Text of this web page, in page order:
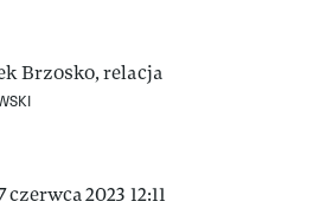
2023 12:11